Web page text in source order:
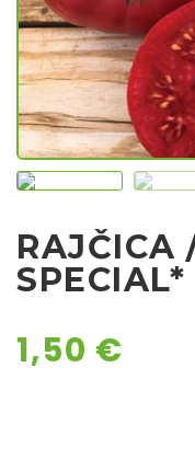
LJEKOVITO I
VOĆE /
Sjeme
Sjeme povrća
Rajčice
Ostalo sjeme
RAJČICA
SPECIAL*
1,50 €